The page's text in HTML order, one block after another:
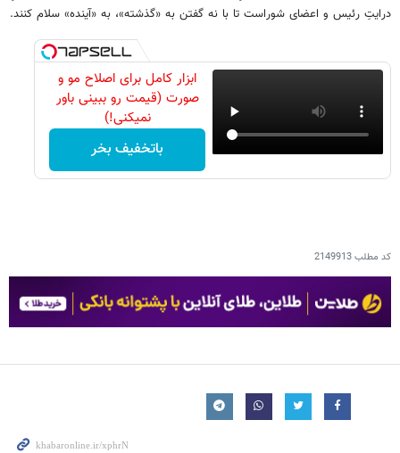
درایتِ رئیس و اعضای شوراست تا با نه گفتن به «گذشته»، به «آینده» سلام کنند.
ابزار کامل برای اصلاح مو و
صورت (قیمت رو ببینی باور
نمیکنی!)
باتخفیف بخر
کد مطلب2149913